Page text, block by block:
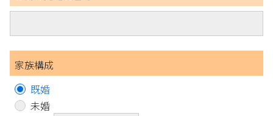
家族構成
既婚
未婚